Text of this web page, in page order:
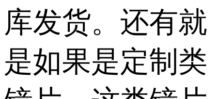
库发货。还有就
是如果是定制类